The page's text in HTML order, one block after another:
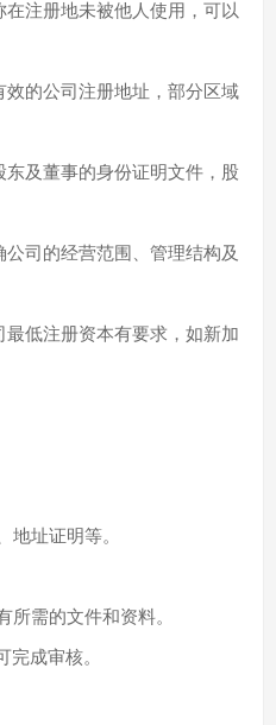
注册地未被他人使用，可以
的公司注册地址，部分区域
及董事的身份证明文件，股
司的经营范围、管理结构及
低注册资本有要求，如新加
址证明等。
需的文件和资料。
成审核。